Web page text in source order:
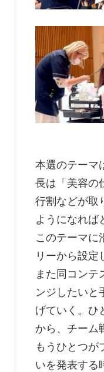
本選のテーマ
長は「美容の
行割などが取
ようになれば
このテーマに
リーから設定
また同コンテ
ンジしたいと
げていく。ひ
から、チーム
もうひとつが
いを発表する